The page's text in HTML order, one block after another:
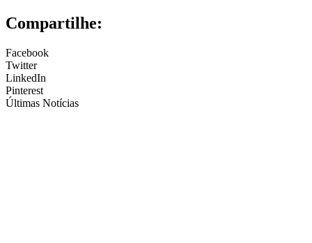
Compartilhe:
Facebook
Twitter
LinkedIn
Pinterest
Últimas Notícias